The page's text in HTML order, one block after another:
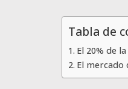
Tabla de
El 20% de
El mercado